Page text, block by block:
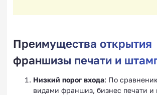
Преимущества открытия
франшизы печати и
Низкий порог входа: По
видами франшиз, бизнес печати и